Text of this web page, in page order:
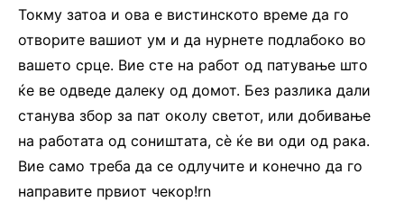
Токму затоа и ова е вистинското време да го
отворите вашиот ум и да нурнете подлабоко во
вашето срце. Вие сте на работ од патување што
ќе ве одведе далеку од домот. Без разлика дали
станува збор за пат околу светот, или добивање
на работата од соништата, сè ќе ви оди од рака.
Вие само треба да се одлучите и конечно да го
направите првиот чекор!rn